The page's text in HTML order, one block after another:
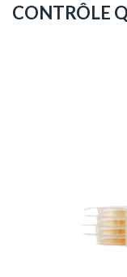
CONTRÔLE